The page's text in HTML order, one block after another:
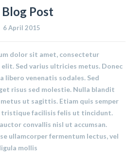
Blog Post
6 April 2015
dolor sit amet, consectetur
elit. Sed varius ultricies metus. Donec
libero venenatis sodales. Sed
risus sed molestie. Nulla blandit
ut sagittis. Etiam quis semper
tristique facilisis felis ut tincidunt.
convallis nisl ut accumsan.
ullamcorper fermentum lectus, vel
mollis